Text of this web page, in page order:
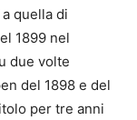
quella di
1899 nel
due volte
del 1898 e del
per tre anni